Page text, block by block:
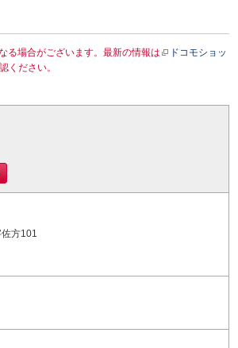
る場合がございます。最新の情報は
ドコモショッ
ください。
方101